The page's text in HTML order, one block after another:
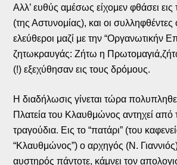
Αλλ’ ευθύς αμέσως είχομεν φθάσει εις
(της Αστυνομίας), και οι
ελεύθεροι μαζί με την “Οργανωτικήν
ζητωκραυγάς: Ζήτω η
(!) εξεχύθησαν εις τους δρόμους.
Η διαδήλωσις γίνεται τώρα
Πλατεία του Κλαυθμώνος αντηχεί από
τραγούδια. Εις το “πατάρι” (του
“Κλαυθμώνος”) ο αρχηγός (Ν.
αυστηρός πάντοτε, κάμνει τον